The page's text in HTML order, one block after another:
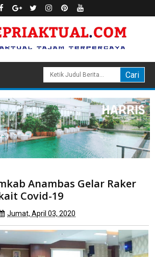
Gelar Raker Tertutup Terkait Covid-
Anambas Gelar Raker
Covid-19
Jumat, April 03, 2020